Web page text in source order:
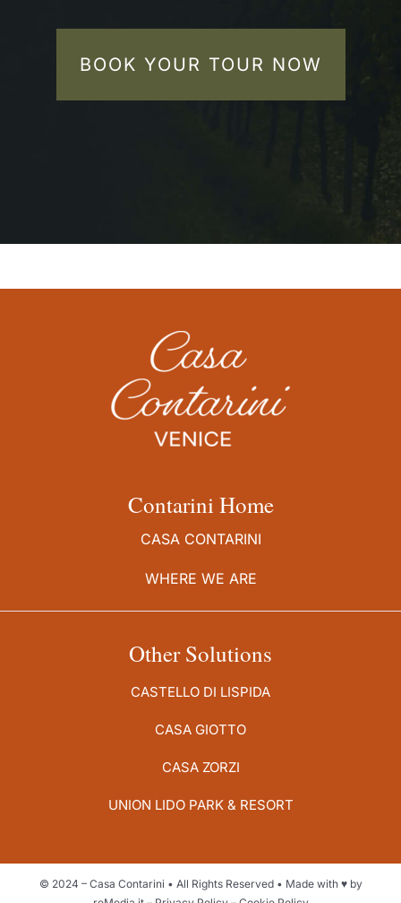
BOOK YOUR TOUR NOW
Contarini Home
CASA CONTARINI
WHERE WE ARE
Other Solutions
CASTELLO DI LISPIDA
CASA GIOTTO
CASA ZORZI
UNION LIDO PARK & RESORT
© 2024 – Casa Contarini • All Rights Reserved • Made with ♥️ by